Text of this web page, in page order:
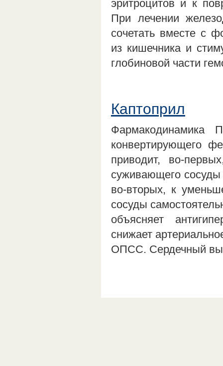
эритроцитов и к
При лечении
сочетать вместе с
из кишечника и
глобиновой части
Каптоприл
Фармакодинамика
конвертирующего
приводит, во-
суживающего
во-вторых, к
сосуды
объясняет
снижает
ОПСС. Сердечный